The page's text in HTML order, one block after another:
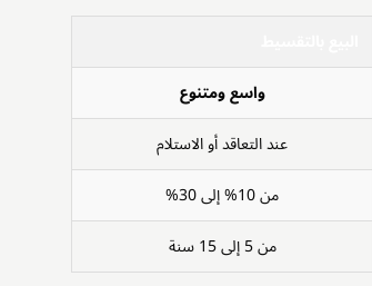
واسع ومتنوع
عند التعاقد أو الاستلام
من 10% إلى 30%
من 5 إلى 15 سنة